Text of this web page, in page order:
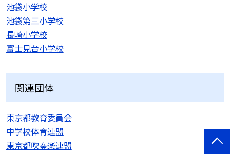
池袋小学校
池袋第三小学校
長崎小学校
富士見台小学校
関連団体
東京都教育委員会
中学校体育連盟
東京都吹奏楽連盟